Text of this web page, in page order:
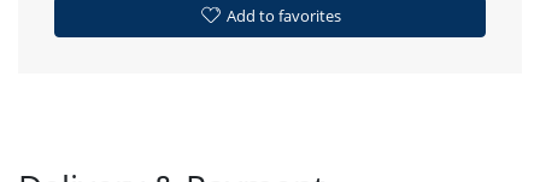
Add to favorites